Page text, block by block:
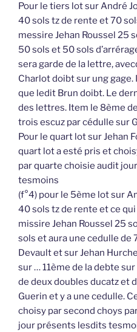
Pour le tiers lot sur André
40 sols tz de rente et 70
messire Jehan Roussel 25
50 sols et 50 sols
sera garde de la lettre,
Charlot doibt sur ung gage.
que ledit Brun doibt. Le
des lettres. Item le 8ème
trois escuz par cédulle sur
Pour le quart lot sur Jehan
quart lot a esté pris et
par quarte choisie audit
tesmoins
(f°4) pour le 5ème lot sur
40 sols tz de rente et ce
missire Jehan Roussel 25
sols et aura une cedulle de
Devault et sur Jehan
sur … 11ème de la debte
de deux doubles ducatz et
Guerin et y a une cedulle.
choisy par second choys
jour présents lesdits